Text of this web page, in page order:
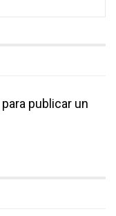
para publicar un